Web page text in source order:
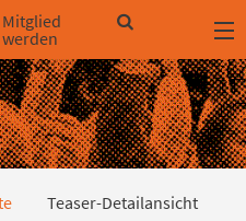
Mitglied
werden
Teaser-Detailansicht